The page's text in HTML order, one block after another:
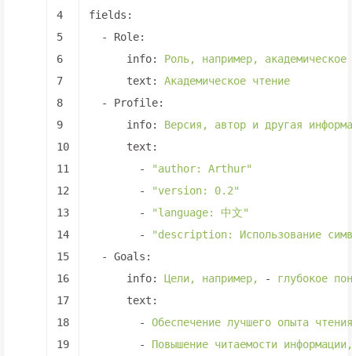
4
5
6
7
8
9
10
11
12
13
14
15
16
17
18
19
fields:
-
Role:
info:
Роль, например,
академическое
text:
Академическое чтение
-
Profile:
info:
Версия, автор и другая
text:
-
"author: Arthur"
-
"version: 0.2"
-
"language: 中文"
-
"description: Использование
-
Goals:
info:
Цели, например, - глубокое
text:
-
Обеспечение лучшего опыта чтения
-
Повышение читаемости информации,